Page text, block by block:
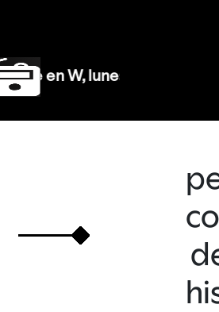
en W, lunes a viernes de 10 a